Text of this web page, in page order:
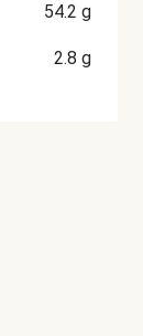
54.2 g
2.8 g